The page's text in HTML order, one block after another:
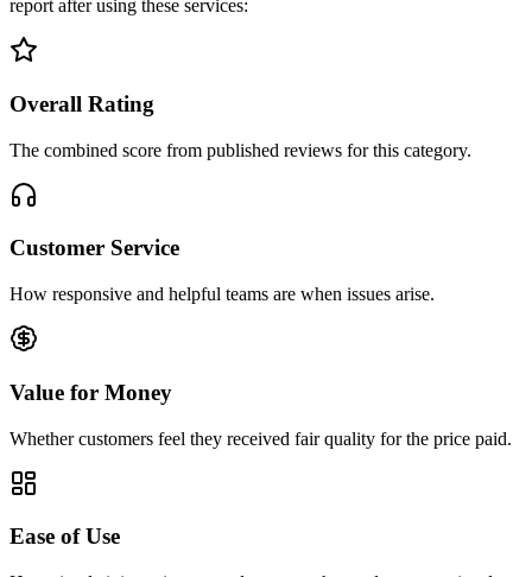
report after using these services:
Overall Rating
The combined score from published reviews for this category.
Customer Service
How responsive and helpful teams are when issues arise.
Value for Money
Whether customers feel they received fair quality for the price paid.
Ease of Use